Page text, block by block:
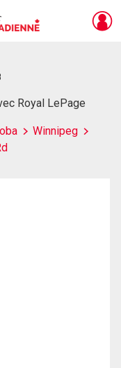
Royal LePage
Winnipeg